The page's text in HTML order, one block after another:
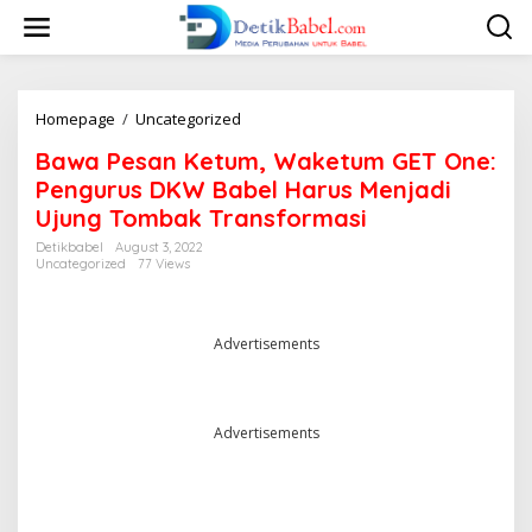
i
Homepage / Uncategorized
w
a
P
e
t
W
Bawa Pesan Ketum, Waketum GET One:
Pengurus DKW Babel Harus Menjadi
Ujung Tombak Transformasi
Detikbabel
August 3, 2022
Uncategorized
77 Views
Advertisements
Advertisements